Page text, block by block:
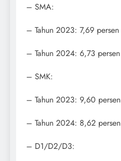
– SMA:
– Tahun 2023: 7,69 persen
– Tahun 2024: 6,73 persen
– SMK:
– Tahun 2023: 9,60 persen
– Tahun 2024: 8,62 persen
– D1/D2/D3: